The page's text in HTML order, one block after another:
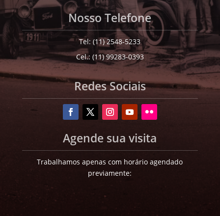
Nosso Telefone
Tel: (11) 2548-5233
Cel.: (11) 99283-0393
Redes Sociais
Agende sua visita
Trabalhamos apenas com horário agendado
previamente: